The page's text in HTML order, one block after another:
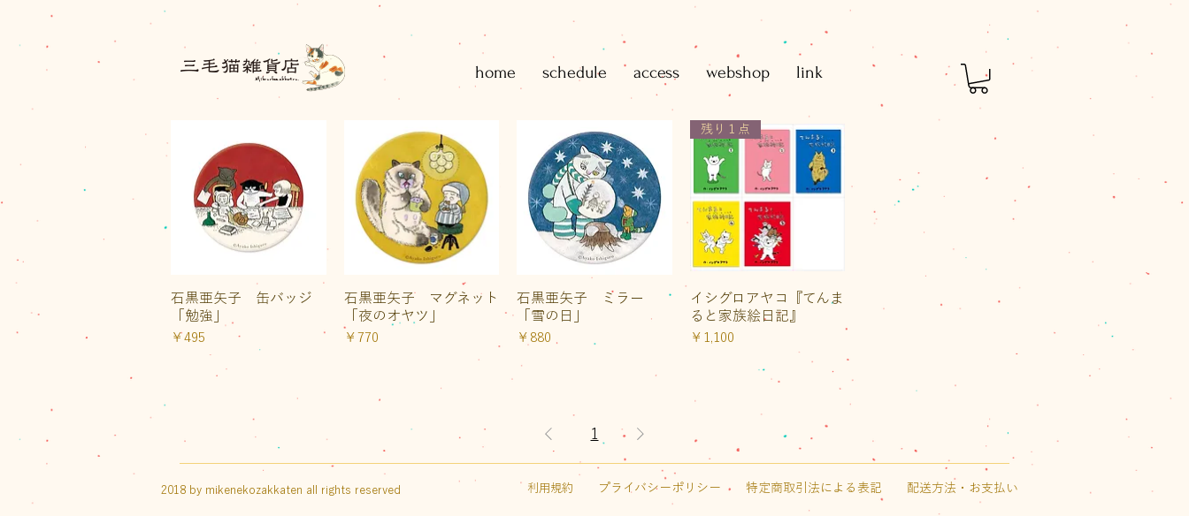
home schedule access webshop link
クイックビュー
石黒亜矢子 缶バッジ
「勉強」
価格
￥495
クイックビュー
石黒亜矢子 マグネット
「夜のオヤツ」
価格
￥770
クイックビュー
石黒亜矢子 ミラー
「雪の日」
価格
￥880
クイックビュー
残り１点
イシグロアヤコ『てんま
ると家族絵日記』
価格
￥1,100
1
2018 by mikenekozakkaten all rights reserved 利用規約 プライバシーポリシー 特定商取引法による表記 配送方法・お支払い